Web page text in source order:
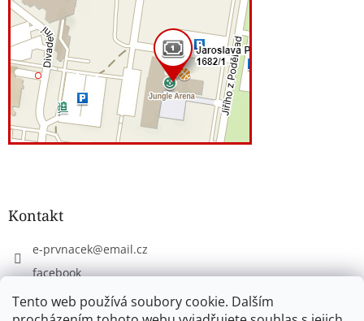
Tento web používá soubory cookie. Dalším
Kontakt
e-prvnacek@email.cz
facebook
eprvnacek